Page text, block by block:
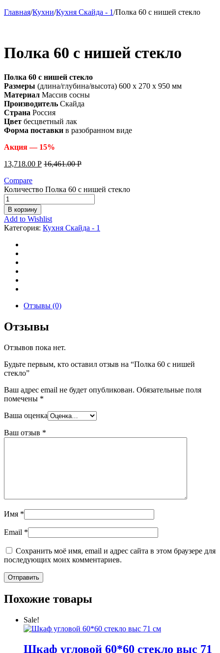
Главная/Кухни/Кухня Скайда - 1/Полка 60 с нишей стекло
Полка 60 с нишей стекло
Полка 60 с нишей стекло
Размеры (длина/глубина/высота) 600 x 270 x 950 мм
Материал Массив сосны
Производитель Скайда
Страна Россия
Цвет бесцветный лак
Форма поставки в разобранном виде
Акция — 15%
13,718.00 Р 16,461.00Р
Compare
Количество Полка 60 с нишей стекло
В корзину
Add to Wishlist
Категория: Кухня Скайда - 1
Отзывы (0)
Отзывы
Отзывов пока нет.
Будьте первым, кто оставил отзыв на “Полка 60 с нишей
стекло”
Ваш адрес email не будет опубликован. Обязательные поля
помечены *
Ваша оценка
Ваш отзыв *
Имя *
Email *
Сохранить моё имя, email и адрес сайта в этом браузере для
последующих моих комментариев.
Похожие товары
Sale!
Шкаф угловой 60*60 стекло выс 71